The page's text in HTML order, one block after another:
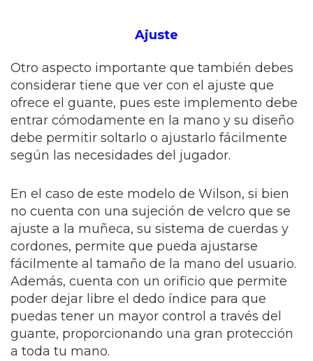
Ajuste
Otro aspecto importante que también debes
considerar tiene que ver con el ajuste que
ofrece el guante, pues este implemento debe
entrar cómodamente en la mano y su diseño
debe permitir soltarlo o ajustarlo fácilmente
según las necesidades del jugador.
En el caso de este modelo de Wilson, si bien
no cuenta con una sujeción de velcro que se
ajuste a la muñeca, su sistema de cuerdas y
cordones, permite que pueda ajustarse
fácilmente al tamaño de la mano del usuario.
Además, cuenta con un orificio que permite
poder dejar libre el dedo índice para que
puedas tener un mayor control a través del
guante, proporcionando una gran protección
a toda tu mano.